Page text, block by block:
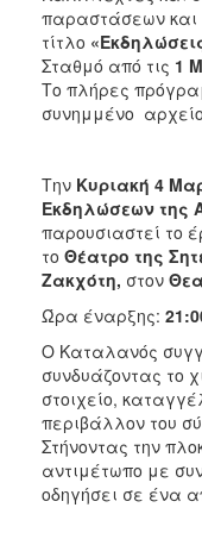
2019
2018
2017
2016
2013
2012
2011
2010
2006
ΔΗΜΟΤΗΣ
ΕΠΙΣΚΕΠΤΗΣ
παραστάσεων και
τίτλο
Σταθμό από τις 1
Το πλήρες
συνημμένο
Την Κυριακή 4
Εκδηλώσεων της
παρουσιαστεί το
το Θέατρο της
Ζακχότη, στον
Ώρα έναρξης:
Ο Καταλανός
συνδυάζοντας το
στοιχείο,
περιβάλλον του
Στήνοντας την
αντιμέτωπο με
οδηγήσει σε ένα